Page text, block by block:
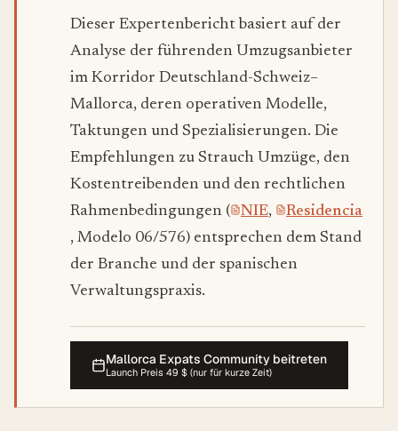
Dieser Expertenbericht basiert auf der
Analyse der führenden Umzugsanbieter
im Korridor Deutschland-Schweiz–
Mallorca, deren operativen Modelle,
Taktungen und Spezialisierungen. Die
Empfehlungen zu Strauch Umzüge, den
Kostentreibenden und den rechtlichen
Rahmenbedingungen (
NIE,
Residencia
, Modelo 06/576) entsprechen dem Stand
der Branche und der spanischen
Verwaltungspraxis.
Mallorca Expats Community beitreten
Launch Preis 49 $ (nur für kurze Zeit)